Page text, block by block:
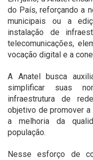
do País, reforçando a
municipais ou a
instalação de
telecomunicações,
vocação digital e a
A Anatel busca
simplificar suas
infraestrutura de
objetivo de promover
a melhoria da
população.
Nesse esforço de